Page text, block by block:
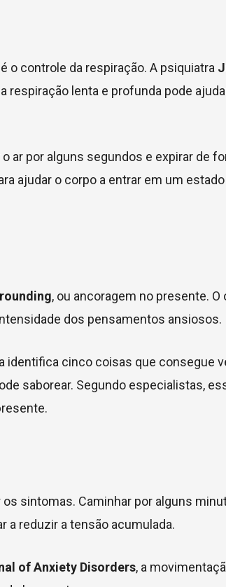
controle da respiração. A psiquiatra
lenta e profunda pode
por alguns segundos e expirar de
ajudar o corpo a entrar em um
, ou ancoragem no presente. O
dos pensamentos ansiosos.
identifica cinco coisas que consegue
saborear. Segundo especialistas,
sintomas. Caminhar por alguns
a reduzir a tensão acumulada.
of Anxiety Disorders, a